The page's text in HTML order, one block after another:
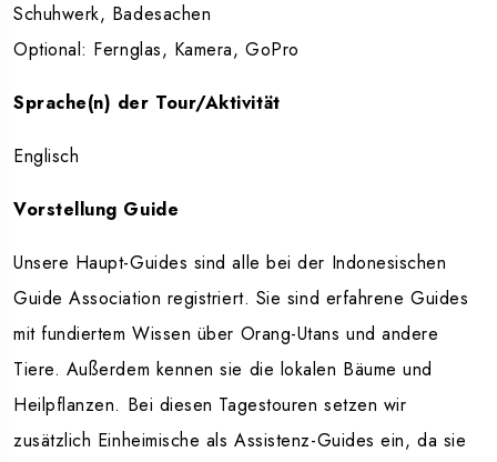
Schuhwerk, Badesachen
Optional: Fernglas, Kamera, GoPro
Sprache(n) der Tour/Aktivität
Englisch
Vorstellung Guide
Unsere Haupt-Guides sind alle bei der Indonesischen
Guide Association registriert. Sie sind erfahrene Guides
mit fundiertem Wissen über Orang-Utans und andere
Tiere. Außerdem kennen sie die lokalen Bäume und
Heilpflanzen. Bei diesen Tagestouren setzen wir
zusätzlich Einheimische als Assistenz-Guides ein, da sie